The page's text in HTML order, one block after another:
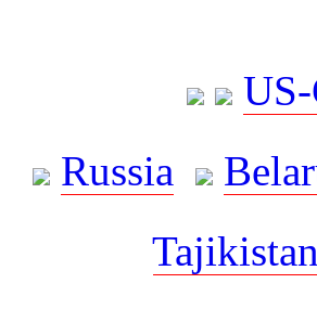
Russia
Tajikistan